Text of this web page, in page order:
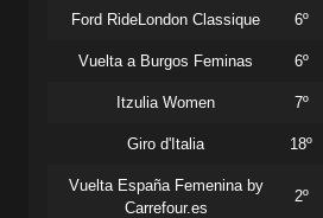
Ford RideLondon Classique 6º
Vuelta a Burgos Feminas 6º
Itzulia Women 7º
Giro d'Italia 18º
Vuelta España Femenina by
Carrefour.es
2º